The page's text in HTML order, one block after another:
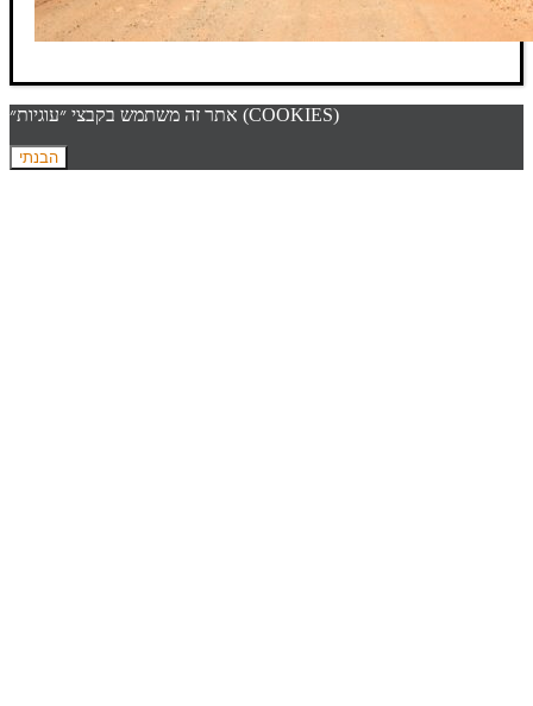
אתר זה משתמש בקבצי ״עוגיות״ (COOKIES)
הבנתי